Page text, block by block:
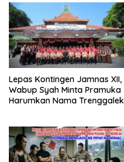
Lepas Kontingen Jamnas XII,
Wabup Syah Minta Pramuka
Harumkan Nama Trenggalek